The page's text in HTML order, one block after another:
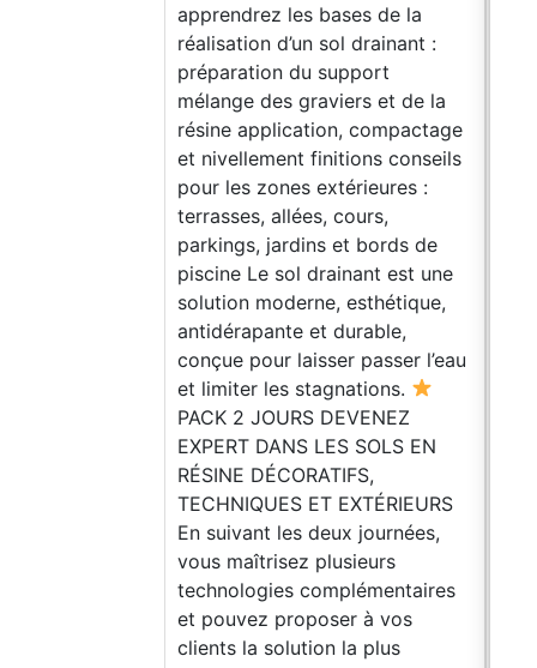
apprendrez les bases de la
réalisation d’un sol drainant :
préparation du support
mélange des graviers et de la
résine application, compactage
et nivellement finitions conseils
pour les zones extérieures :
terrasses, allées, cours,
parkings, jardins et bords de
piscine Le sol drainant est une
solution moderne, esthétique,
antidérapante et durable,
conçue pour laisser passer l’eau
et limiter les stagnations.
PACK 2 JOURS DEVENEZ
EXPERT DANS LES SOLS EN
RÉSINE DÉCORATIFS,
TECHNIQUES ET EXTÉRIEURS
En suivant les deux journées,
vous maîtrisez plusieurs
technologies complémentaires
et pouvez proposer à vos
clients la solution la plus